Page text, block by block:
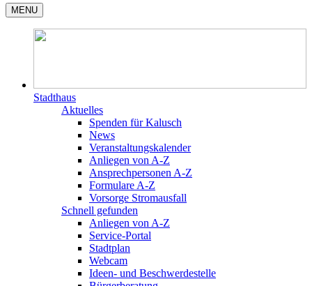
MENU
Stadthaus
Aktuelles
Spenden für Kalusch
News
Veranstaltungskalender
Anliegen von A-Z
Ansprechpersonen A-Z
Formulare A-Z
Vorsorge Stromausfall
Schnell gefunden
Anliegen von A-Z
Service-Portal
Stadtplan
Webcam
Ideen- und Beschwerdestelle